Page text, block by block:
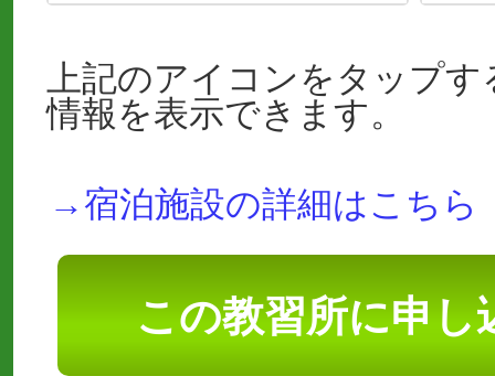
上記のアイコンをタップ
情報を表示できます。
→宿泊施設の詳細はこちら
この教習所に申し